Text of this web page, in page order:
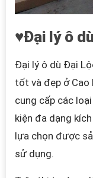
♥Đại lý ô
Đại lý ô dù Đại
tốt và đẹp ở Cao
cung cấp các
kiện đa dạng
lựa chọn được
sử dụng.